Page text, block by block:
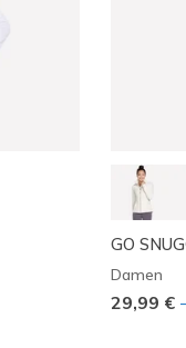
GO
Damen
29,99 €